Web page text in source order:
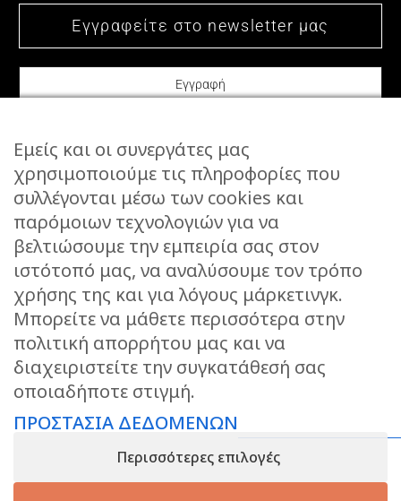
ΕΠΙΚΟΙΝΩΝΙΑ
STORIES
ΕΠΙΣΤΡΟΦΕΣ
ΤΡΟΠΟΙ ΑΠΟΣΤΟΛΗΣ
ΤΡΟΠΟΙ ΠΛΗΡΩΜΗΣ
ΠΡΟΣΤΑΣΙΑ ΔΕΔΟΜΕΝΩΝ
ΟΡΟΙ ΧΡΗΣΗΣ
ΑΝΑΖΗΤΗΣΗ ΠΑΡΑΓΓΕΛΙΑΣ
KEEP IN TOUCH
Εμείς και οι συνεργάτες μας
χρησιμοποιούμε τις πληροφορίες που
συλλέγονται μέσω των cookies και
παρόμοιων τεχνολογιών για να
βελτιώσουμε την εμπειρία σας στον
ιστότοπό μας, να αναλύσουμε τον τρόπο
χρήσης της και για λόγους μάρκετινγκ.
Μπορείτε να μάθετε περισσότερα στην
πολιτική απορρήτου μας και να
διαχειριστείτε την συγκατάθεσή σας
οποιαδήποτε στιγμή.
ΠΡΟΣΤΑΣΙΑ ΔΕΔΟΜΕΝΩΝ
Περισσότερες επιλογές